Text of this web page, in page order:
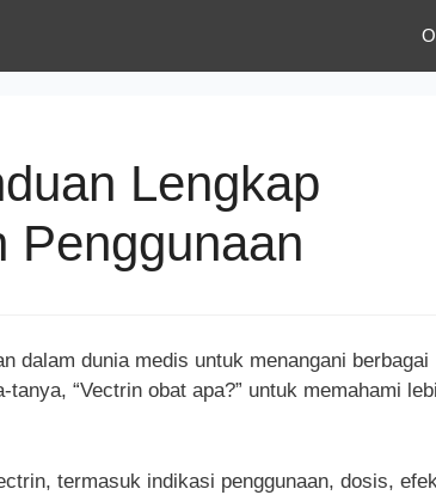
Lengkap
Penggunaan
dalam dunia medis untuk menangani berbagai
“Vectrin obat apa?” untuk memahami
termasuk indikasi penggunaan, dosis,